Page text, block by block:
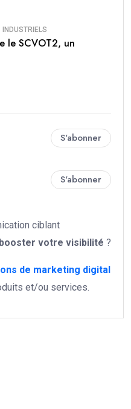
le SCVOT2, un
S'abonner
S'abonner
ciblant
booster votre visibilité ?
de marketing digital
et/ou services.